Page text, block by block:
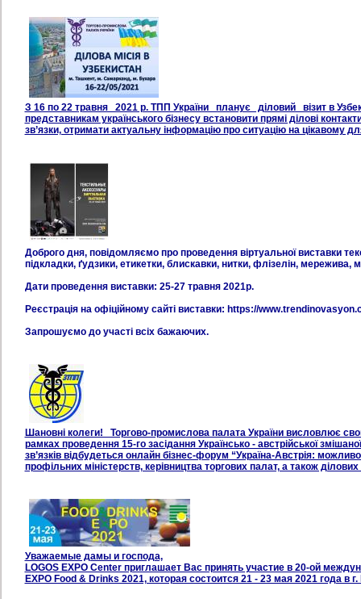
З 16 по 22 травня 2021 р. ТПП України планує діловий візит в
представникам українського бізнесу встановити прямі ділові
зв’язки, отримати актуальну інформацію про ситуацію на цікавому
Доброго дня, повідомляємо про проведення віртуальної виставки
підкладки, ґудзики, етикетки, блискавки, нитки, флізелін, мережива,
Дати проведення виставки: 25-27 травня 2021р.
Реєстрація на офіційному сайті виставки: https://
Запрошуємо до участі всіх бажаючих.
Шановні колеги! Торгово-промислова палата України висловлює
рамках проведення 15-го засідання Українсько - австрійської
зв’язків відбудеться онлайн бізнес-форум “Україна-Австрія:
профільних міністерств, керівництва торгових палат, а також ділових
Уважаемые дамы и господа,
LOGOS EXPO Center приглашает Вас принять участие в 20-ой
EXPO Food & Drinks 2021, которая состоится 21 - 23 мая 2021 года в